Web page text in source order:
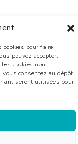
cookies pour faire
pouvez accepter,
cookies non
consentez au dépôt
seront utilisées pour
D'EMPLOI
réservés - conception :